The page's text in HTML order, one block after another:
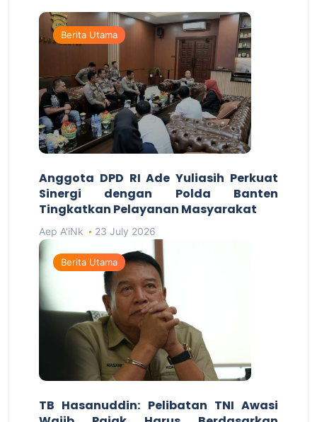
Berita Utama
Anggota DPD RI Ade Yuliasih Perkuat
Sinergi dengan Polda Banten
Tingkatkan Pelayanan Masyarakat
Aep A'iNk 23 July 2026
Berita Utama
TB Hasanuddin: Pelibatan TNI Awasi